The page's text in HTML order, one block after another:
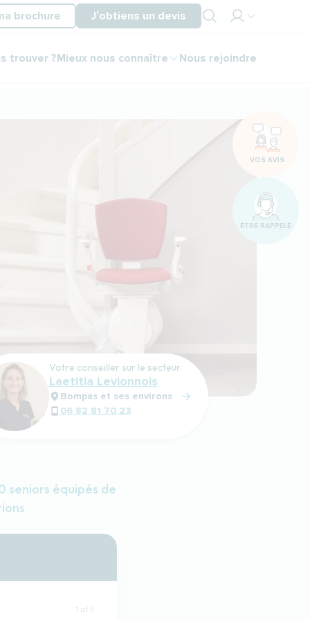
brochure
J’obtiens un devis
espace
trouver ?Mieux nous connaître Nous rejoindre
Votre conseiller sur le secteur
Laetitia Levionnois
Bompas et ses environs
06 82 81 70 23
seniors équipés de
1 of 5
VOS AVIS
ÊTRE RAPPELÉ